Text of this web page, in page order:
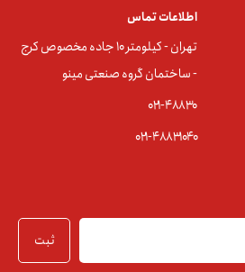
اطلاعات تماس
تهران - کیلومتر ۱۰ جاده مخصوص کرج
- ساختمان گروه صنعتی مینو
۰۲۱-۴۸۸۳0
۰۲۱-۴۸۸۳۱۰۴۰
ثبت